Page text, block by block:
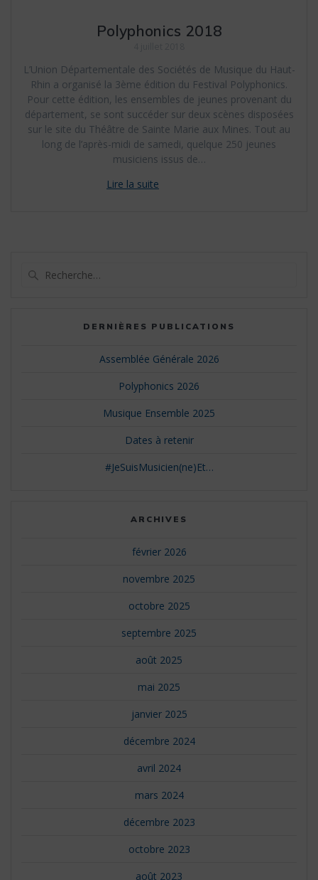
Polyphonics 2018
L’Union Départementale des Sociétés de Musique du Haut-
Rhin a organisé la 3ème édition du Festival Polyphonics.
Pour cette édition, les ensembles de jeunes provenant du
département, se sont succéder sur deux scènes disposées
sur le site du Théâtre de Sainte Marie aux Mines. Tout au
long de l’après-midi de samedi, quelque 250 jeunes
musiciens issus de…
DERNIÈRES PUBLICATIONS
Assemblée Générale 2026
Polyphonics 2026
Musique Ensemble 2025
Dates à retenir
#JeSuisMusicien(ne)Et…
ARCHIVES
février 2026
novembre 2025
octobre 2025
septembre 2025
août 2025
mai 2025
janvier 2025
décembre 2024
avril 2024
mars 2024
décembre 2023
octobre 2023
août 2023